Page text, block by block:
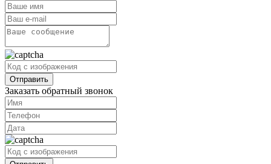
Заказать обратный звонок